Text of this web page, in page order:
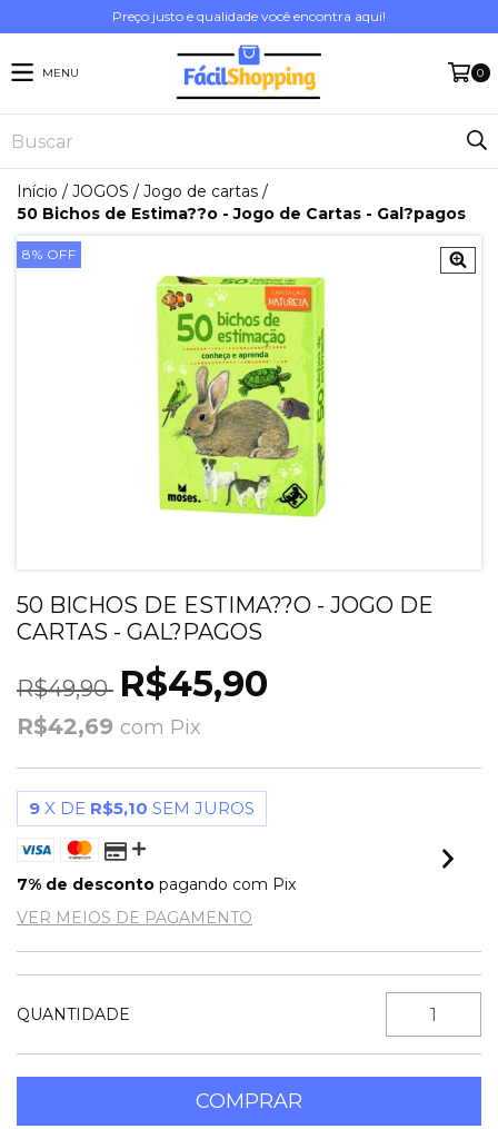
Preço justo e qualidade você encontra aqui!
MENU 0
Início / JOGOS / Jogo de cartas /
50 Bichos de Estima??o - Jogo de Cartas - Gal?pagos
8% OFF
50 BICHOS DE ESTIMA??O - JOGO DE
CARTAS - GAL?PAGOS
R$49,90 R$45,90
R$42,69 com Pix
9 X DE R$5,10 SEM JUROS
7% de desconto pagando com Pix
VER MEIOS DE PAGAMENTO
QUANTIDADE